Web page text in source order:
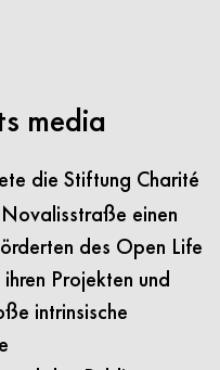
media
die Stiftung Charité
einen
des Open Life
Projekten und
intrinsische